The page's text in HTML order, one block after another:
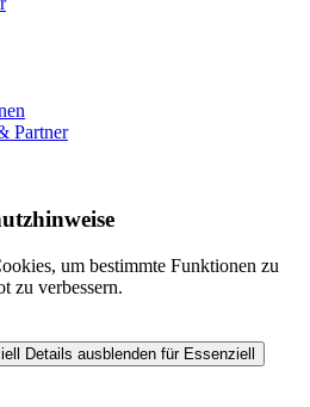
Partner
um bestimmte Funktionen zu
zu verbessern.
Details ausblenden für Essenziell